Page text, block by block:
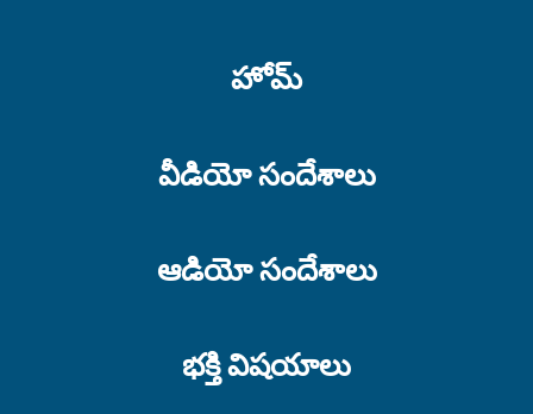
హోమ్
వీడియో సందేశాలు
ఆడియో సందేశాలు
భక్తి విషయాలు